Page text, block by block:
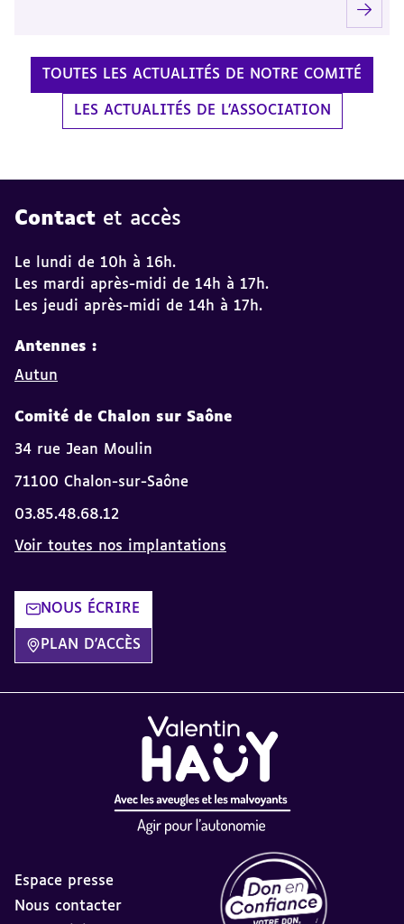
TOUTES LES ACTUALITÉS DE NOTRE COMITÉ
LES ACTUALITÉS DE L'ASSOCIATION
Contact et accès
Le lundi de 10h à 16h.
Les mardi après-midi de 14h à 17h.
Les jeudi après-midi de 14h à 17h.
Antennes :
Autun
Comité de Chalon sur Saône
34 rue Jean Moulin
71100 Chalon-sur-Saône
03.85.48.68.12
Voir toutes nos implantations
NOUS ÉCRIRE
PLAN D'ACCÈS
Espace presse
Nous contacter